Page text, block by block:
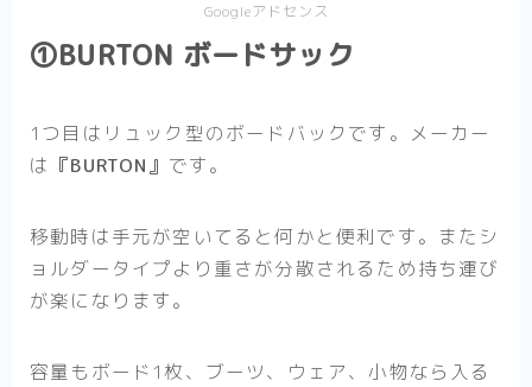
Googleアドセンス
①BURTON ボードサック
1つ目はリュック型のボードバックです。メーカー
は 『BURTON』 です。
移動時は手元が空いてると何かと便利です。またシ
ョルダータイプより重さが分散されるため持ち運び
が楽になります。
容量もボード1枚、ブーツ、ウェア、小物なら入る